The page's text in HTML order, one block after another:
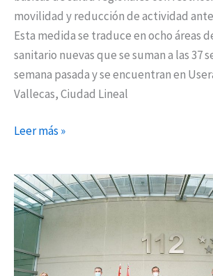
movilidad y reducción de actividad ante
Esta medida se traduce en ocho áreas
sanitario nuevas que se suman a las 37
semana pasada y se encuentran en
Vallecas, Ciudad Lineal
Leer más »
Madrid
coordina
seguridad
y